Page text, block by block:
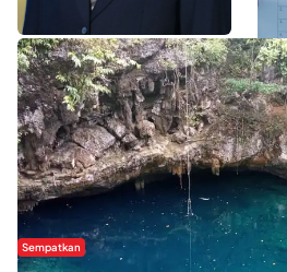
WISATA SULTRA >>
Sempatkan